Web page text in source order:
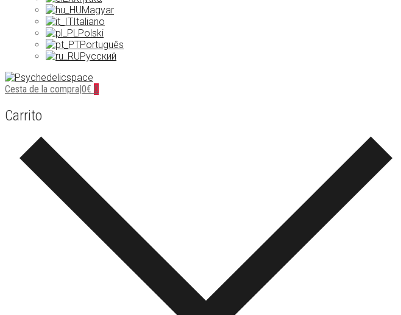
Magyar
Italiano
Polski
Português
Русский
Cesta de la compra|0€ 0
Carrito